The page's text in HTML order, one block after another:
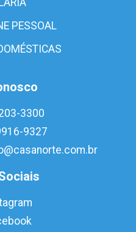
PESSOAL
3300
9327